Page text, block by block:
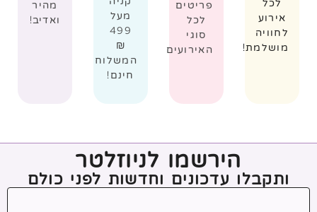
לכל
אירוע
לחוויה
מושלמת!
פריטים
לכל
סוגי
האירועים
מעל
499
₪
המשלוח
חינם!
מהיר
ואדיב!
הירשמו לניוזלטר
ותקבלו עדכונים וחדשות לפני כולם